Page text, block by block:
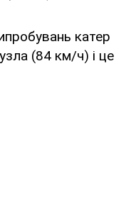
катер
(84 км/ч) і це